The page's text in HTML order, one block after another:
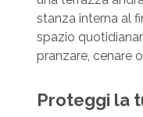
stanza interna al
spazio
pranzare, cenare
Proteggi la